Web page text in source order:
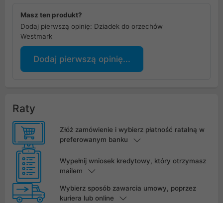
Masz ten produkt?
Dodaj pierwszą opinię: Dziadek do orzechów
Westmark
Dodaj pierwszą opinię...
Raty
Złóż zamówienie i wybierz płatność ratalną w
preferowanym banku
Wypełnij wniosek kredytowy, który otrzymasz
mailem
Wybierz sposób zawarcia umowy, poprzez
kuriera lub online